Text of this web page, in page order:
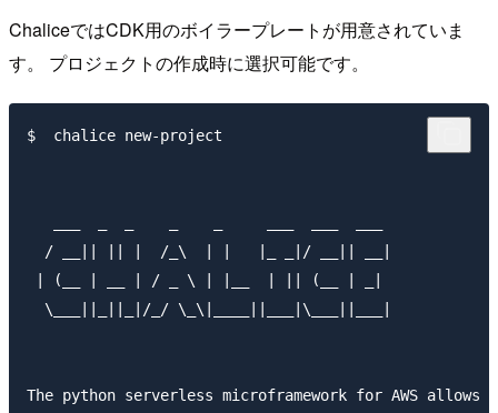
ChaliceではCDK用のボイラープレートが用意されていま
す。 プロジェクトの作成時に選択可能です。
$  chalice new-project
  / __|| || |  /_\  | |   |_ _|/ __|| __|
| (__ | __ | / _ \ | |__  | || (__ | _|
  \___||_||_|/_/ \_\|____||___|\___||___|
The python serverless microframework for AWS allows